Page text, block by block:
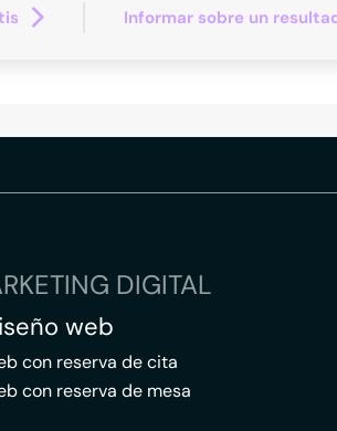
Informar sobre un
DIGITAL
web
con reserva de cita
con reserva de mesa